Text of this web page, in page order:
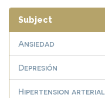
Subject
Ansiedad
Depresión
Hipertension arterial